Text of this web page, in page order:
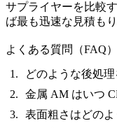
サプライヤーを比較
ば最も迅速な見積も
よくある質問（FAQ）
どのような後処
金属 AM はいつ
表面粗さはどの